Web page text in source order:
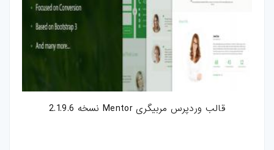
قالب وردپرس مربیگری Mentor نسخه 2.1.9.6